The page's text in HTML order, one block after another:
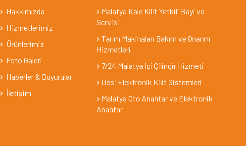
Hakkımızda
Hizmetlerimiz
Ürünlerimiz
Foto Galeri
Haberler & Duyurular
İletişim
Malatya Kale Kilit Yetkili Bayi ve
Servisi
Tarım Makinaları Bakım ve Onarım
Hizmetleri
7/24 Malatya İçi Çilingir Hizmeti
Desi Elektronik Kilit Sistemleri
Malatya Oto Anahtar ve Elektronik
Anahtar